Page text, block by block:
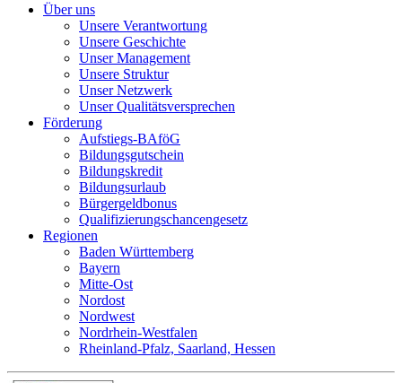
Über uns
Unsere Verantwortung
Unsere Geschichte
Unser Management
Unsere Struktur
Unser Netzwerk
Unser Qualitätsversprechen
Förderung
Aufstiegs-BAföG
Bildungsgutschein
Bildungskredit
Bildungsurlaub
Bürgergeldbonus
Qualifizierungschancengesetz
Regionen
Baden Württemberg
Bayern
Mitte-Ost
Nordost
Nordwest
Nordrhein-Westfalen
Rheinland-Pfalz, Saarland, Hessen